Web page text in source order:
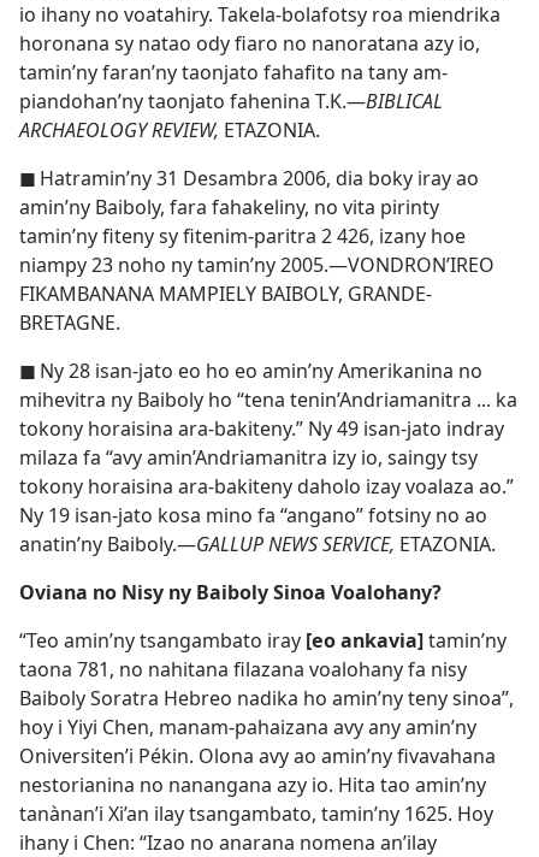
io ihany no voatahiry. Takela-bolafotsy roa miendrika
horonana sy natao ody fiaro no nanoratana azy io,
tamin’ny faran’ny taonjato fahafito na tany am-
piandohan’ny taonjato fahenina T.K.—BIBLICAL
ARCHAEOLOGY REVIEW, ETAZONIA.
◼ Hatramin’ny 31 Desambra 2006, dia boky iray ao
amin’ny Baiboly, fara fahakeliny, no vita pirinty
tamin’ny fiteny sy fitenim-paritra 2 426, izany hoe
niampy 23 noho ny tamin’ny 2005.—VONDRON’IREO
FIKAMBANANA MAMPIELY BAIBOLY, GRANDE-
BRETAGNE.
◼ Ny 28 isan-jato eo ho eo amin’ny Amerikanina no
mihevitra ny Baiboly ho “tena tenin’Andriamanitra ... ka
tokony horaisina ara-bakiteny.” Ny 49 isan-jato indray
milaza fa “avy amin’Andriamanitra izy io, saingy tsy
tokony horaisina ara-bakiteny daholo izay voalaza ao.”
Ny 19 isan-jato kosa mino fa “angano” fotsiny no ao
anatin’ny Baiboly.—GALLUP NEWS SERVICE, ETAZONIA.
Oviana no Nisy ny Baiboly Sinoa Voalohany?
“Teo amin’ny tsangambato iray [eo ankavia]tamin’ny
taona 781, no nahitana filazana voalohany fa nisy
Baiboly Soratra Hebreo nadika ho amin’ny teny sinoa”,
hoy i Yiyi Chen, manam-pahaizana avy any amin’ny
Oniversiten’i Pékin. Olona avy ao amin’ny fivavahana
nestorianina no nanangana azy io. Hita tao amin’ny
tanànan’i Xi’an ilay tsangambato, tamin’ny 1625. Hoy
ihany i Chen: “Izao no anarana nomena an’ilay